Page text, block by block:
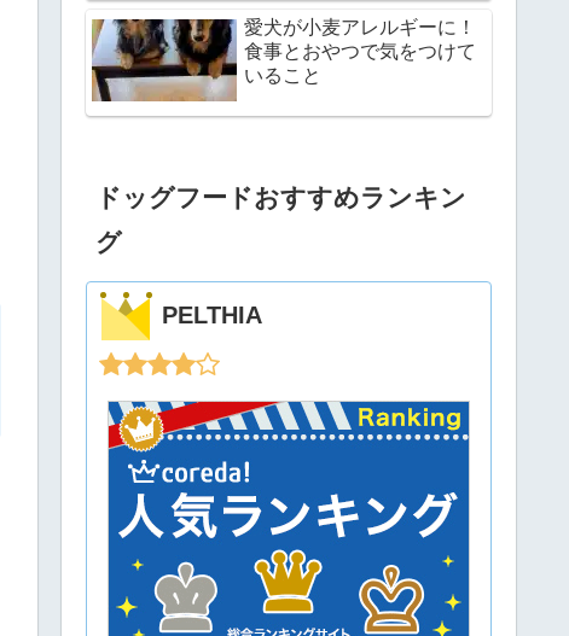
愛犬が小麦アレルギーに！
食事とおやつで気をつけて
いること
ドッグフードおすすめランキン
グ
PELTHIA